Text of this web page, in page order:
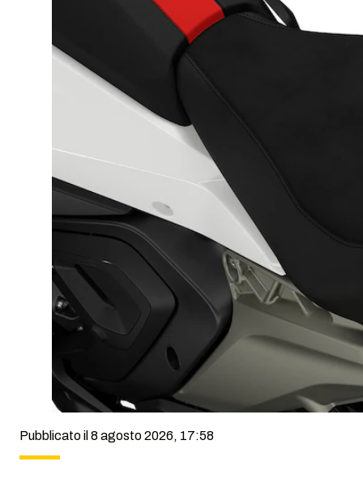
Pubblicato il 8 agosto 2026, 17:58